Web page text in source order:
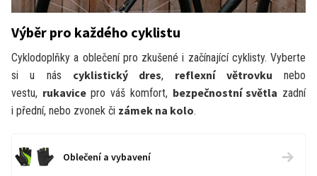
Výběr pro každého cyklistu
Cyklodoplňky a oblečení pro zkušené i začínající cyklisty. Vyberte
si u nás cyklistický dres, reflexní větrovku nebo
vestu, rukavi­cepro váš komfort, bezpeč­nostní světla zadní
i přední, nebo zvonek či zámek na kolo.
Oblečení a vybavení